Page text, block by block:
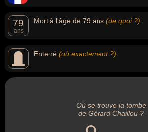
79
ans
Mort à l'âge de 79 ans (de quoi ?)
Enterré (où exactement ?)
Où se trouve la tombe
de Gérard Chaillou ?